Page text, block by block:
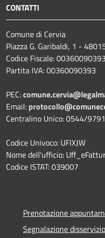
CONTATTI
Comune di Cervia
Piazza G. Garibaldi, 1 -
Codice Fiscale: 00360090393
Partita IVA: 00360090393
PEC:
Email:
Centralino Unico: 0544/
Codice Univoco: UFIXJW
Nome dell'ufficio:
Codice ISTAT: 039007
Prenotazione
Segnalazione disservizio